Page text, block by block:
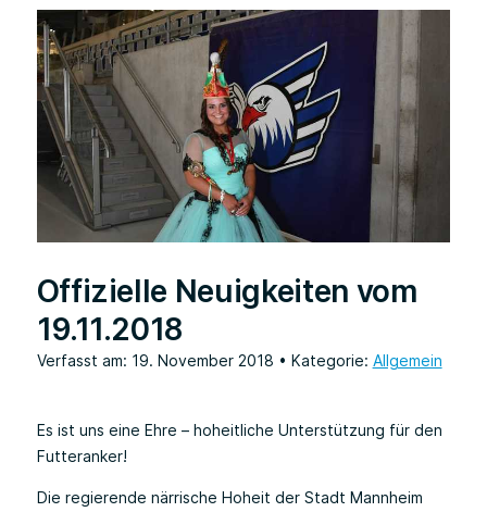
Offizielle Neuigkeiten vom
19.11.2018
Verfasst am: 19. November 2018 • Kategorie: Allgemein
Es ist uns eine Ehre – hoheitliche Unterstützung für den
Futteranker!
Die regierende närrische Hoheit der Stadt Mannheim